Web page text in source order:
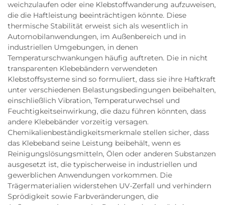
weichzulaufen oder eine Klebstoffwanderung aufzuweisen,
die die Haftleistung beeinträchtigen könnte. Diese
thermische Stabilität erweist sich als wesentlich in
Automobilanwendungen, im Außenbereich und in
industriellen Umgebungen, in denen
Temperaturschwankungen häufig auftreten. Die in nicht
transparenten Klebebändern verwendeten
Klebstoffsysteme sind so formuliert, dass sie ihre Haftkraft
unter verschiedenen Belastungsbedingungen beibehalten,
einschließlich Vibration, Temperaturwechsel und
Feuchtigkeitseinwirkung, die dazu führen könnten, dass
andere Klebebänder vorzeitig versagen.
Chemikalienbeständigkeitsmerkmale stellen sicher, dass
das Klebeband seine Leistung beibehält, wenn es
Reinigungslösungsmitteln, Ölen oder anderen Substanzen
ausgesetzt ist, die typischerweise in industriellen und
gewerblichen Anwendungen vorkommen. Die
Trägermaterialien widerstehen UV-Zerfall und verhindern
Sprödigkeit sowie Farbveränderungen, die